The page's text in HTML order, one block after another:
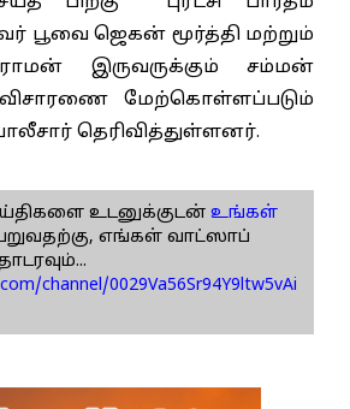
பூவை ஜெகன் மூர்த்தி மற்றும்
இருவருக்கும் சம்மன்
விசாரணை மேற்கொள்ளப்படும்
தெரிவித்துள்ளனர்.
உடனுக்குடன் உங்கள்
எங்கள் வாட்ஸாப்
channel/0029Va56Sr94Y9ltw5vAi